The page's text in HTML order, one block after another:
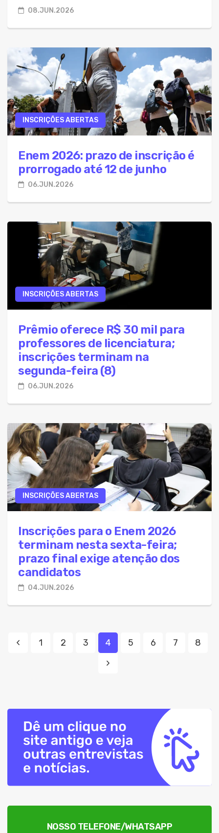
08.JUN.2026
INSCRIÇÕES ABERTAS
Enem 2026: prazo de inscrição é
prorrogado até 12 de junho
06.JUN.2026
INSCRIÇÕES ABERTAS
Prêmio oferece R$ 30 mil para
professores de licenciatura;
inscrições terminam na
segunda-feira (8)
06.JUN.2026
INSCRIÇÕES ABERTAS
Inscrições para o Enem 2026
terminam nesta sexta-feira;
prazo final exige atenção dos
candidatos
04.JUN.2026
1 2 3 4 5 6 7 8
NOSSO TELEFONE/WHATSAPP